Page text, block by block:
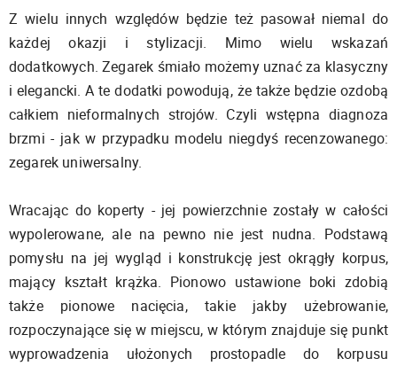
Z wielu innych względów będzie też pasował niemal do
każdej okazji i stylizacji. Mimo wielu wskazań
dodatkowych. Zegarek śmiało możemy uznać za klasyczny
i elegancki. A te dodatki powodują, że także będzie ozdobą
całkiem nieformalnych strojów. Czyli wstępna diagnoza
brzmi - jak w przypadku modelu niegdyś recenzowanego:
zegarek uniwersalny.
Wracając do koperty - jej powierzchnie zostały w całości
wypolerowane, ale na pewno nie jest nudna. Podstawą
pomysłu na jej wygląd i konstrukcję jest okrągły korpus,
mający kształt krążka. Pionowo ustawione boki zdobią
także pionowe nacięcia, takie jakby użebrowanie,
rozpoczynające się w miejscu, w którym znajduje się punkt
wyprowadzenia ułożonych prostopadle do korpusu